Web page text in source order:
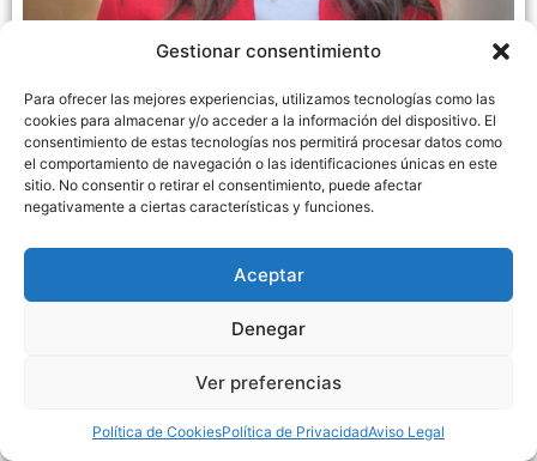
Gestionar consentimiento
Para ofrecer las mejores experiencias, utilizamos tecnologías como las
cookies para almacenar y/o acceder a la información del dispositivo. El
consentimiento de estas tecnologías nos permitirá procesar datos como
el comportamiento de navegación o las identificaciones únicas en este
sitio. No consentir o retirar el consentimiento, puede afectar
negativamente a ciertas características y funciones.
Aceptar
Denegar
Ver preferencias
Política de CookiesPolítica de PrivacidadAviso Legal
Podcast | El PSPV critica la inacció de Barrachina i
urgeix fumigacions immediates davant la
proliferació de mosquits